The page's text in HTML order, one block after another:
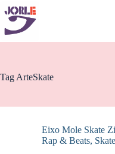
Pular
para
conteúdo
Tag ArteSkate
Eixo Mole Skate
Rap & Beats, Skate